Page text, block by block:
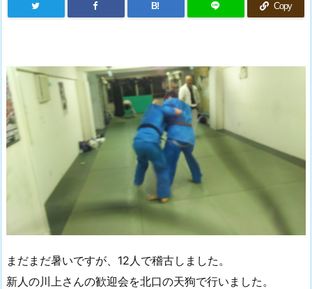
B! Copy
まだまだ暑いですが、12人で稽古しました。
新人の川上さんの歓迎会を北口の天狗で行いました。